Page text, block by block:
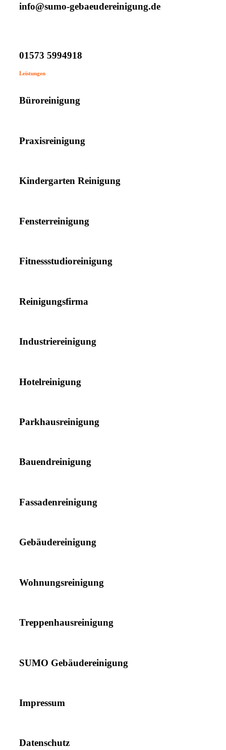
info@sumo-gebaeudereinigung.de
01573 5994918
Leistungen
Büroreinigung
Praxisreinigung
Kindergarten Reinigung
Fensterreinigung
Fitnessstudioreinigung
Reinigungsfirma
Industriereinigung
Hotelreinigung
Parkhausreinigung
Bauendreinigung
Fassadenreinigung
Gebäudereinigung
Wohnungsreinigung
Treppenhausreinigung
SUMO Gebäudereinigung
Impressum
Datenschutz